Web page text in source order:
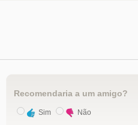
Recomendaria a um amigo?
Sim Não